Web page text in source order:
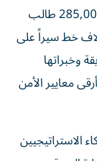
لضمان رحلة مدرسية آمنة ومريحة لأكثر من 285,000 طالب
إلى ما يزيد عن 630 مدرسة وعبر10 آلاف خط سيراً على
وخبراتها
معايير الأمن
الاستراتيجيين